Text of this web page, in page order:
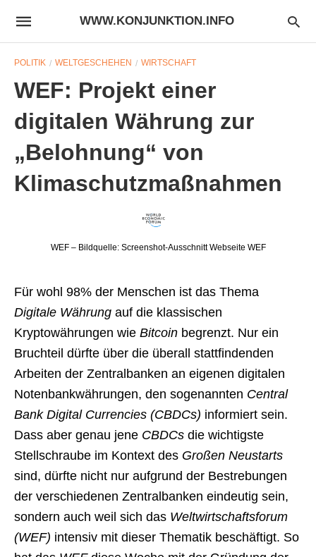
WWW.KONJUNKTION.INFO
POLITIK WELTGESCHEHEN WIRTSCHAFT
WEF: Projekt einer
digitalen Währung zur
„Belohnung“ von
Klimaschutzmaßnahmen
WEF – Bildquelle: Screenshot-Ausschnitt Webseite WEF
Für wohl 98% der Menschen ist das Thema
Digitale Währung auf die klassischen
Kryptowährungen wie Bitcoin begrenzt. Nur ein
Bruchteil dürfte über die überall stattfindenden
Arbeiten der Zentralbanken an eigenen digitalen
Notenbankwährungen, den sogenannten Central
Bank Digital Currencies (CBDCs) informiert sein.
Dass aber genau jene CBDCs die wichtigste
Stellschraube im Kontext des Großen Neustarts
sind, dürfte nicht nur aufgrund der Bestrebungen
der verschiedenen Zentralbanken eindeutig sein,
sondern auch weil sich das Weltwirtschaftsforum
(WEF) intensiv mit dieser Thematik beschäftigt. So